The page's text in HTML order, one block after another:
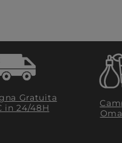
Gratuita
in 24/48H